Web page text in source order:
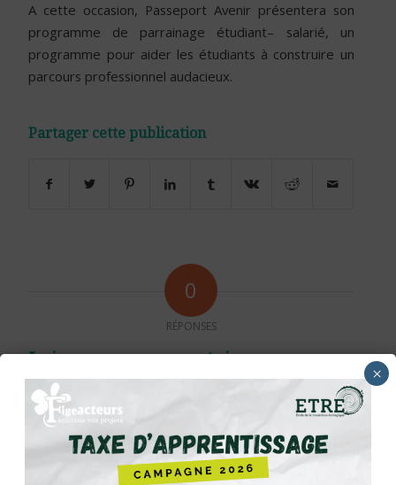
A cette occasion, Passeport Avenir présentera son
programme de parrainage étudiant– salarié, un
programme pour aider les étudiants à construire un
parcours professionnel audacieux.
Partager cette publication
0
RÉPONSES
Laisser un commentaire
Rejoindre la discussion?
N’hésitez pas à contribuer !
Nom
×